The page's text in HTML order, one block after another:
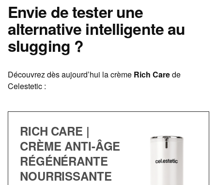
Envie de tester une
alternative intelligente au
slugging ?
Découvrez dès aujourd’hui la crème Rich Carede
Celestetic :
RICH CARE |
CRÈME ANTI-ÂGE
RÉGÉNÉRANTE
NOURRISSANTE